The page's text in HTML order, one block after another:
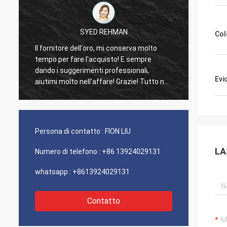
SYED REHMAN
Il fornitore dell'oro, mi conserva molto
tempo per fare l'acquisto! E sempre
dando i suggerimenti professionali,
aiutimi molto nell'affare! Grazie! Tutto nel
migliore ordine, le merci di buona qualità,
società per comprare più
Persona di contatto : FION LIU
Numero di telefono : +86 13924029131
whatsapp : +8613924029131
Contatto